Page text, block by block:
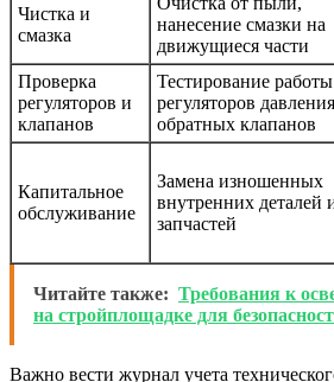
Чистка и
смазка
нанесение смазки на
движущиеся части
Проверка
регуляторов и
клапанов
Тестирование работы
регуляторов
обратных клапанов
Капитальное
обслуживание
Замена изношенных
внутренних деталей
запчастей
Читайте также: Требования к
на стройплощадке для
Важно вести журнал учета